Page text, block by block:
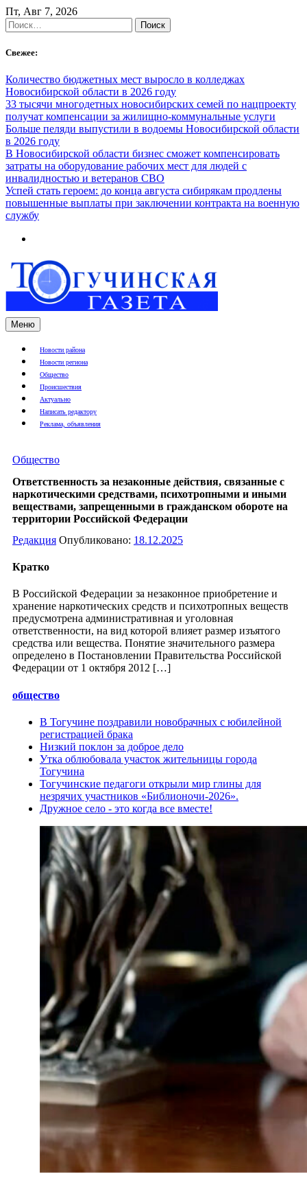
Skip
to
content
Пт, Авг 7, 2026
Найти:
Свежее:
Количество бюджетных мест выросло в колледжах
Новосибирской области в 2026 году
33 тысячи многодетных новосибирских семей по нацпроекту
получат компенсации за жилищно-коммунальные услуги
Больше пеляди выпустили в водоемы Новосибирской области
в 2026 году
В Новосибирской области бизнес сможет компенсировать
затраты на оборудование рабочих мест для людей с
инвалидностью и ветеранов СВО
Успей стать героем: до конца августа сибирякам продлены
повышенные выплаты при заключении контракта на военную
службу
Меню
Новости района
Новости региона
Общество
Происшествия
Актуально
Написать редактору
Реклама, объявления
Общество
Ответственность за незаконные действия, связанные с
наркотическими средствами, психотропными и иными
веществами, запрещенными в гражданском обороте на
территории Российской Федерации
Редакция Опубликовано: 18.12.2025
Кратко
В Российской Федерации за незаконное приобретение и
хранение наркотических средств и психотропных веществ
предусмотрена административная и уголовная
ответственности, на вид которой влияет размер изъятого
средства или вещества. Понятие значительного размера
определено в Постановлении Правительства Российской
Федерации от 1 октября 2012 […]
общество
В Тогучине поздравили новобрачных с юбилейной
регистрацией брака
Низкий поклон за доброе дело
Утка облюбовала участок жительницы города
Тогучина
Тогучинские педагоги открыли мир глины для
незрячих участников «Библионочи‑2026».
Дружное село - это когда все вместе!